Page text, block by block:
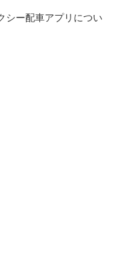
シー配車アプリについ